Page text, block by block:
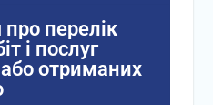
перелік
і послуг
отриманих